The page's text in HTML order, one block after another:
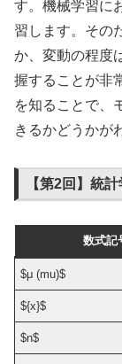
す。機械学習に
習します。その
か、変動の程度
握することが非
を知ることで、
きるかどうかが
【第2回】統
数式記
$μ (mu)$
${x}$
$n$